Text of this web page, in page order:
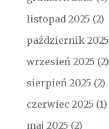
listopad 2025 (2)
październik 2025
wrzesień 2025 (2)
sierpień 2025 (2)
czerwiec 2025 (1)
maj 2025 (2)